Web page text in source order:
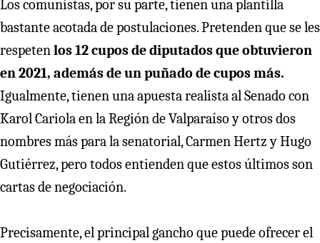
Los comunistas, por su parte, tienen una plantilla
bastante acotada de postulaciones. Pretenden que se les
respetenlos 12 cupos de diputados que obtuvieron
en 2021, además de un puñado de cupos más.
Igualmente, tienen una apuesta realista al Senado con
Karol Cariola en la Región de Valparaíso y otros dos
nombres más para la senatorial, Carmen Hertz y Hugo
Gutiérrez, pero todos entienden que estos últimos son
cartas de negociación.
Precisamente, el principal gancho que puede ofrecer el